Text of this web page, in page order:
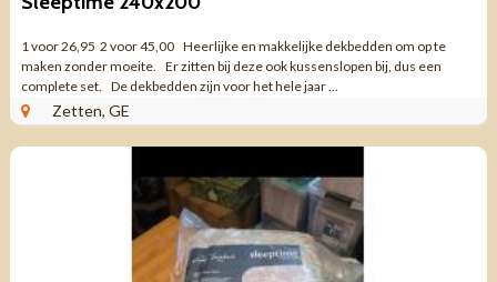
1 voor 26,95 2 voor 45,00 Heerlijke en makkelijke dekbedden om op te
maken zonder moeite. Er zitten bij deze ook kussenslopen bij, dus een
complete set. De dekbedden zijn voor het hele jaar ...
Zetten, GE